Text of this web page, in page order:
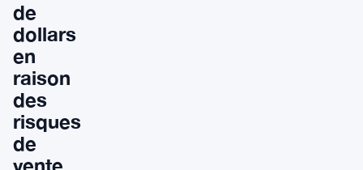
de
dollars
en
raison
des
risques
de
vente